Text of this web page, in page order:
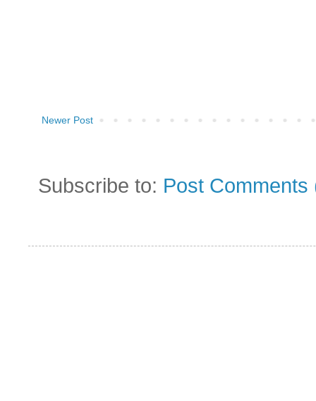
Newer Post
Subscribe to: Post Comments